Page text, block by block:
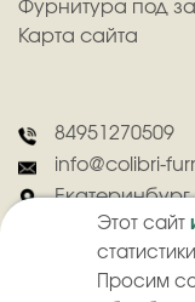
Этот сайт
Просим
Фурнитура под
Карта сайта
84951270509
info@colibri-